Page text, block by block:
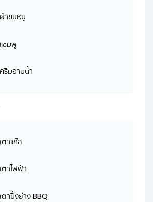
ผ้าขนหนู
แชมพู
ครีมอาบน้ำ
เตาแก๊ส
เตาไฟฟ้า
เตาปิ้งย่าง BBQ